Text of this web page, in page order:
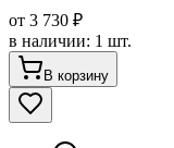
от 3 730 ₽
в наличии: 1 шт.
В корзину